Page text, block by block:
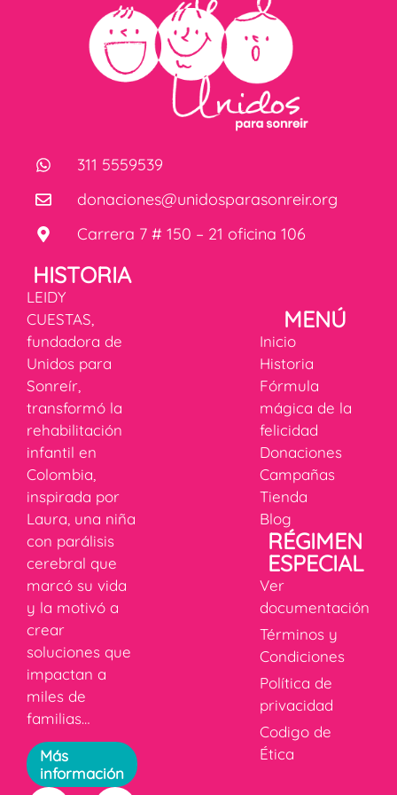
311 5559539
donaciones@unidosparasonreir.org
Carrera 7 # 150 – 21 oficina 106
HISTORIA
LEIDY
CUESTAS,
fundadora de
Unidos para
Sonreír,
transformó la
rehabilitación
infantil en
Colombia,
inspirada por
Laura, una niña
con parálisis
cerebral que
marcó su vida
y la motivó a
crear
soluciones que
impactan a
miles de
familias…
Más
información
MENÚ
Inicio
Historia
Fórmula
mágica de la
felicidad
Donaciones
Campañas
Tienda
Blog
RÉGIMEN
ESPECIAL
Ver
documentación
Términos y
Condiciones
Política de
privacidad
Codigo de
Ética